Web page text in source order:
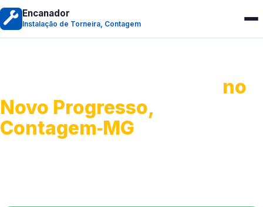
Encanador
Instalação de Torneira, Contagem
no
Novo Progresso,
Contagem‑MG